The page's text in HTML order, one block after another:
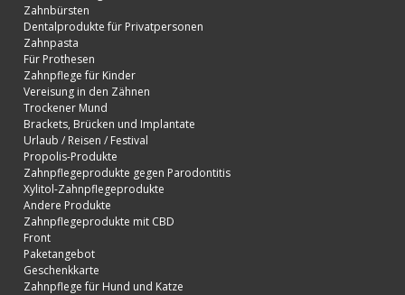
Zahnbürsten
Dentalprodukte für Privatpersonen
Zahnpasta
Für Prothesen
Zahnpflege für Kinder
Vereisung in den Zähnen
Trockener Mund
Brackets, Brücken und Implantate
Urlaub / Reisen / Festival
Propolis-Produkte
Zahnpflegeprodukte gegen Parodontitis
Xylitol-Zahnpflegeprodukte
Andere Produkte
Zahnpflegeprodukte mit CBD
Front
Paketangebot
Geschenkkarte
Zahnpflege für Hund und Katze